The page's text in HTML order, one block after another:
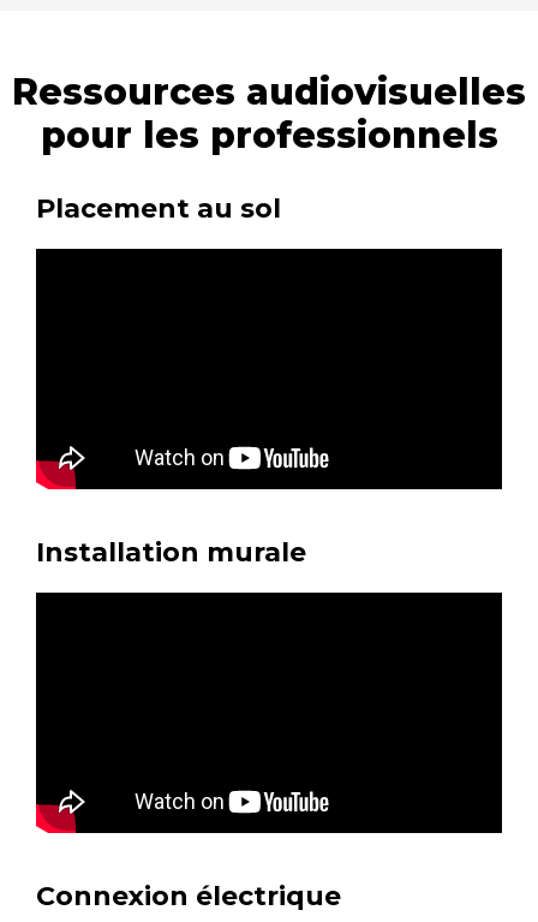
Ressources audiovisuelles
pour les professionnels
Placement au sol
Installation murale
Connexion électrique